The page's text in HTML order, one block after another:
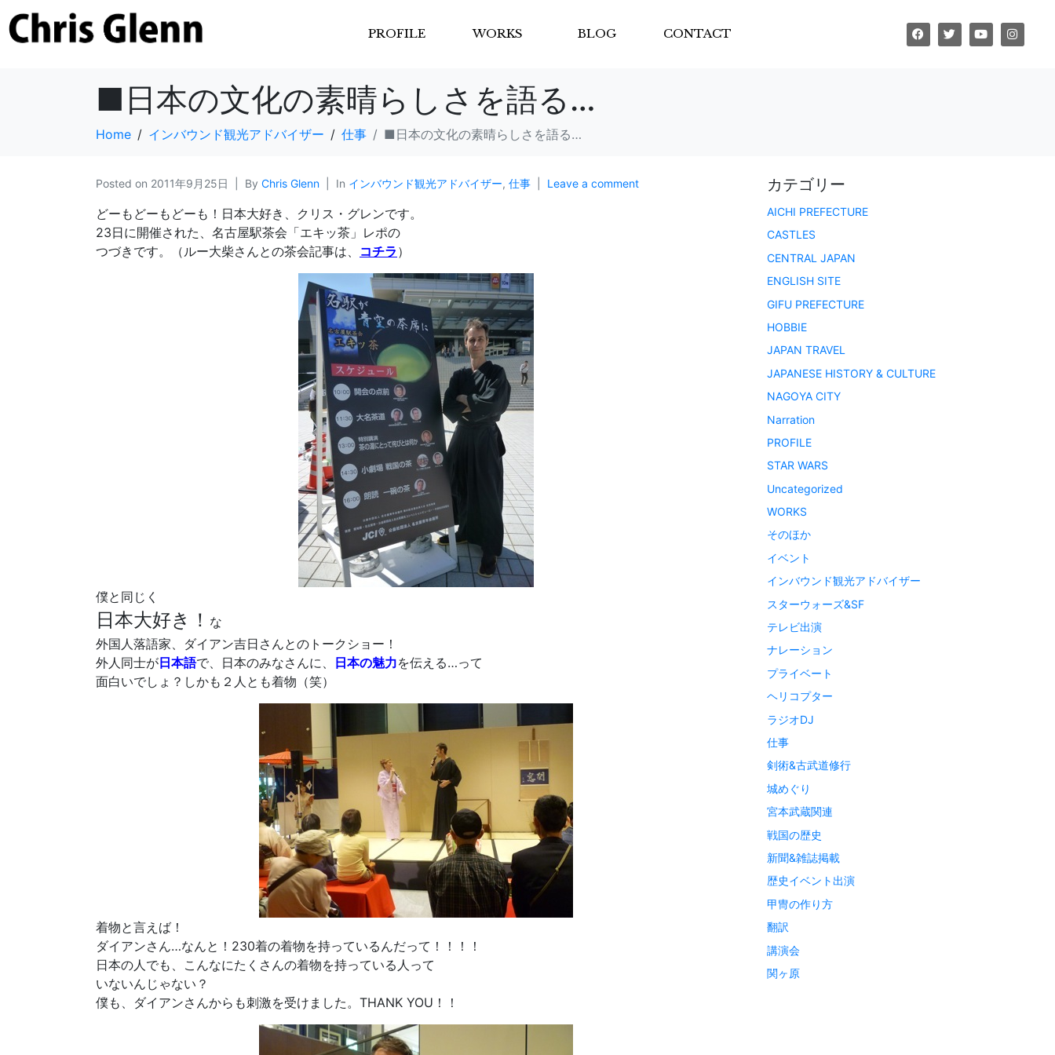
PROFILE WORKS BLOG CONTACT
■日本の文化の素晴らしさを語る…
Home インバウンド観光アドバイザー 仕事 ■日本の文化の素晴らしさを語る…
Posted on 2011年9月25日 By Chris Glenn In インバウンド観光アドバイザー, 仕事 Leave a comment
どーもどーもどーも！日本大好き、クリス・グレンです。
23日に開催された、名古屋駅茶会「エキッ茶」レポの
つづきです。（ルー大柴さんとの茶会記事は、 コチラ ）
僕と同じく
日本大好き！ な
外国人落語家、ダイアン吉日さんとのトークショー！
外人同士が日本語で、日本のみなさんに、 日本の魅力を伝える…って
面白いでしょ？しかも２人とも着物（笑）
着物と言えば！
ダイアンさん…なんと！230着の着物を持っているんだって！！！！
日本の人でも、こんなにたくさんの着物を持っている人って
いないんじゃない？
僕も、ダイアンさんからも刺激を受けました。THANK YOU！！
カテゴリー
AICHI PREFECTURE
CASTLES
CENTRAL JAPAN
ENGLISH SITE
GIFU PREFECTURE
HOBBIE
JAPAN TRAVEL
JAPANESE HISTORY & CULTURE
NAGOYA CITY
Narration
PROFILE
STAR WARS
Uncategorized
WORKS
そのほか
イベント
インバウンド観光アドバイザー
スターウォーズ&SF
テレビ出演
ナレーション
プライベート
ヘリコプター
ラジオDJ
仕事
剣術&古武道修行
城めぐり
宮本武蔵関連
戦国の歴史
新聞&雑誌掲載
歴史イベント出演
甲冑の作り方
翻訳
講演会
関ヶ原